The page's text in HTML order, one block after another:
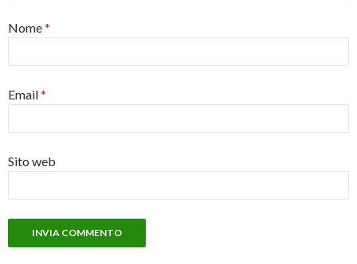
Nome*
Email*
Sito web